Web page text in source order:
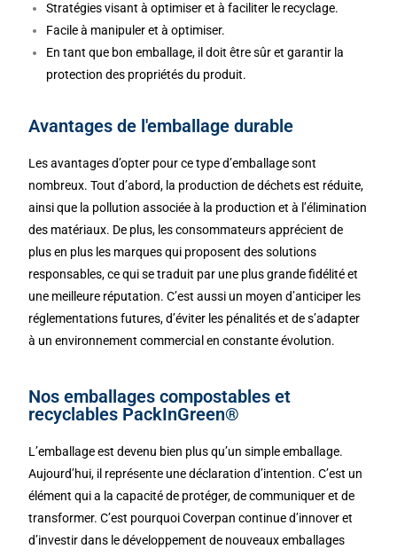
Stratégies visant à optimiser et à faciliter le recyclage.
Facile à manipuler et à optimiser.
En tant que bon emballage, il doit être sûr et garantir la
protection des propriétés du produit.
Avantages de l'emballage durable
Les avantages d’opter pour ce type d’emballage sont
nombreux. Tout d’abord, la production de déchets est réduite,
ainsi que la pollution associée à la production et à l’élimination
des matériaux. De plus, les consommateurs apprécient de
plus en plus les marques qui proposent des solutions
responsables, ce qui se traduit par une plus grande fidélité et
une meilleure réputation. C’est aussi un moyen d’anticiper les
réglementations futures, d’éviter les pénalités et de s’adapter
à un environnement commercial en constante évolution.
Nos emballages compostables et
recyclables PackInGreen®
L’emballage est devenu bien plus qu’un simple emballage.
Aujourd’hui, il représente une déclaration d’intention. C’est un
élément qui a la capacité de protéger, de communiquer et de
transformer. C’est pourquoi Coverpan continue d’innover et
d’investir dans le développement de nouveaux emballages